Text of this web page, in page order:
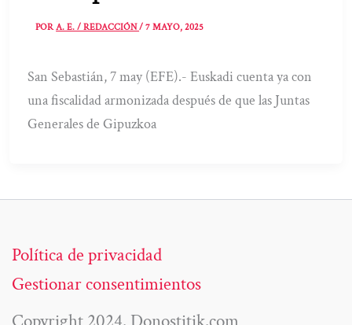
PORA. E. / REDACCIÓN/7 MAYO, 2025
San Sebastián, 7 may (EFE).- Euskadi cuenta ya con
una fiscalidad armonizada después de que las Juntas
Generales de Gipuzkoa
Política de privacidad
Gestionar consentimientos